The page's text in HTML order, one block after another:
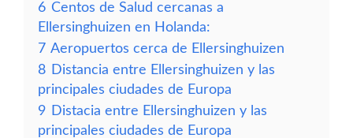
6 Centos de Salud cercanas a
Ellersinghuizen en Holanda:
7 Aeropuertos cerca de Ellersinghuizen
8 Distancia entre Ellersinghuizen y las
principales ciudades de Europa
9 Distacia entre Ellersinghuizen y las
principales ciudades de Europa